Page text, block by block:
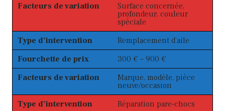
Facteurs de variation
Surface concernée,
profondeur, couleur
spéciale
Type d’intervention
Remplacement d’aile
Fourchette de prix
300 € – 900 €
Facteurs de variation
Marque, modèle, pièce
neuve/occasion
Type d’intervention
Réparation pare-chocs